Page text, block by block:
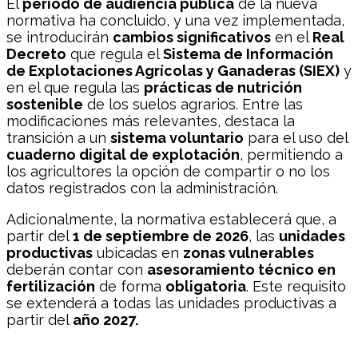
normativa ha concluido, y una vez implementada,
se introducirán cambios significativos en el Real
Decreto que regula elSistema de Información
de Explotaciones Agrícolas y Ganaderas (SIEX) y
en el que regula las prácticas de nutrición
sostenible de los suelos agrarios. Entre las
modificaciones más relevantes, destaca la
transición a un sistema voluntario para el uso del
cuaderno digital de explotación, permitiendo a
los agricultores la opción de compartir o no los
datos registrados con la administración.
Adicionalmente, la normativa establecerá que, a
partir del1 de septiembre de 2026, las unidades
productivas ubicadas en zonas vulnerables
deberán contar con asesoramiento técnico en
fertilización de forma obligatoria. Este requisito
se extenderá a todas las unidades productivas a
partir del año 2027.